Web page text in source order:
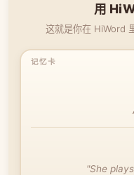
用
这就是你在 HiWord
"She